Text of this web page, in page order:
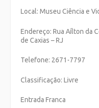
Local: Museu Ciência e
Endereço: Rua Aílton da
de Caxias – RJ
Telefone: 2671-7797
Classificação: Livre
Entrada Franca